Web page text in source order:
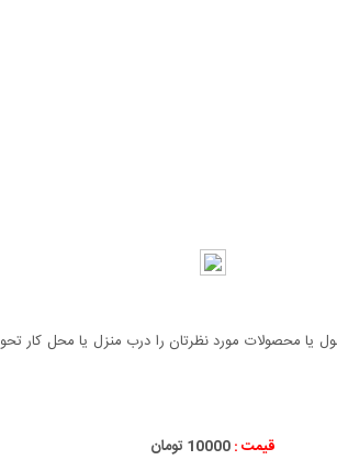
محصولات مورد نظرتان را درب منزل یا محل کار
قیمت :10000 تومان